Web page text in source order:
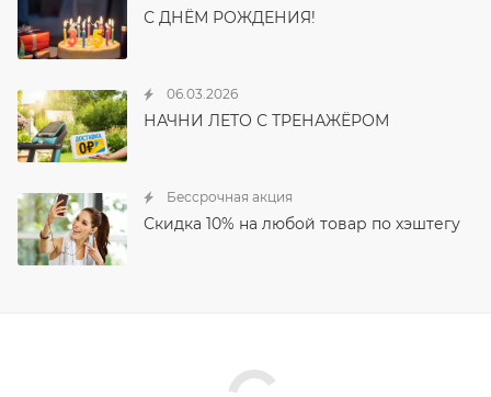
С ДНЁМ РОЖДЕНИЯ!
06.03.2026
НАЧНИ ЛЕТО С ТРЕНАЖЁРОМ
Бессрочная акция
Скидка 10% на любой товар по хэштегу